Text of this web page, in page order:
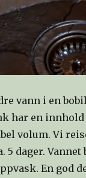
vann i en
har en innhold
volum. Vi
5 dager.
En god